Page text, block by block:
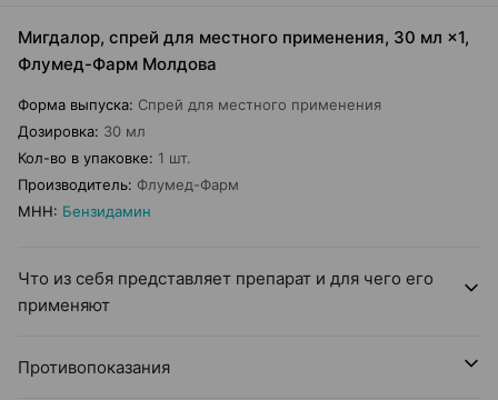
Мигдалор, спрей для местного применения, 30 мл ×1,
Флумед-Фарм Молдова
Форма выпуска: Спрей для местного применения
Дозировка: 30 мл
Кол-во в упаковке: 1 шт.
Производитель: Флумед-Фарм
МНН: Бензидамин
Что из себя представляет препарат и для чего его
применяют
Противопоказания